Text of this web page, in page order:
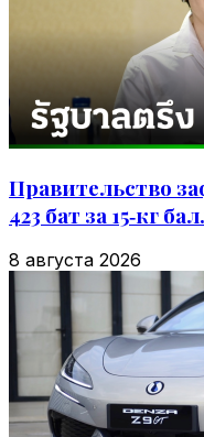
Правительство
423 бат за 15‑кг
8 августа 2026